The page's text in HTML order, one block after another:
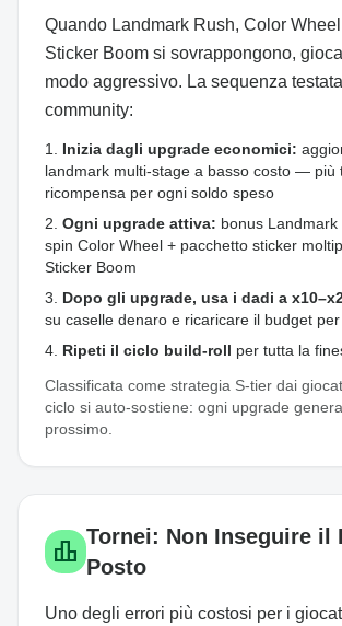
Quando Landmark Rush, Color
Sticker Boom si sovrappongono,
modo aggressivo. La sequenza
community:
Inizia dagli upgrade economici:
landmark multi-stage a basso costo — più
ricompensa per ogni soldo speso
Ogni upgrade attiva: bonus
spin Color Wheel + pacchetto sticker
Sticker Boom
Dopo gli upgrade, usa i dadi a
su caselle denaro e ricaricare il budget
Ripeti il ciclo build-roll per tutta la
Classificata come strategia S-tier dai
ciclo si auto-sostiene: ogni upgrade
prossimo.
leaderboard Tornei: Non Inseguire il
Posto
Uno degli errori più costosi per i